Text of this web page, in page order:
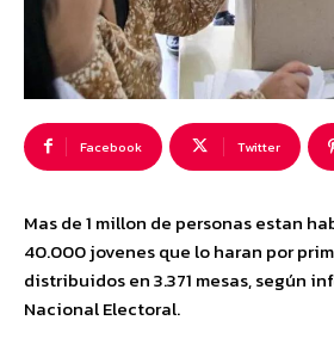
Facebook Twitter
Mas de 1 millon de personas estan
40.000 jovenes que lo haran por
distribuidos en 3.371 mesas, según
Nacional Electoral.